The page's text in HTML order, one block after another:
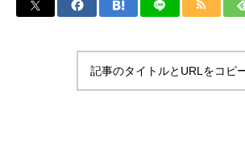
記事のタイトルとURLをコピ